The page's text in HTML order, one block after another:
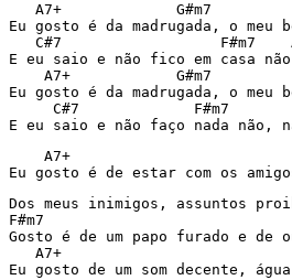
A7+             G#m7
Eu gosto é da madrugada, o meu
C#7                  F#m7
E eu saio e não fico em casa não
A7+            G#m7
Eu gosto é da madrugada, o meu
C#7             F#m7
E eu saio e não faço nada não,
A7+
Eu gosto é de estar com os
Dos meus inimigos, assuntos
F#m7
Gosto é de um papo furado e de
A7+
Eu gosto de um som decente,